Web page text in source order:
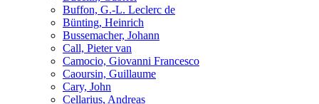
Buffon, G.-L. Leclerc de
Bünting, Heinrich
Bussemacher, Johann
Call, Pieter van
Camocio, Giovanni Francesco
Caoursin, Guillaume
Cary, John
Cellarius, Andreas